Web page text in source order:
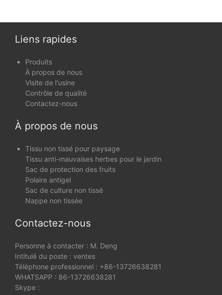
Liens rapides
Produits
À propos de nous
Visite de l'usine
Contrôle de qualité
Contactez-nous
À propos de nous
Tissu non tissé pour paysage
Tissu anti-mauvaises herbes pour le jardin
Sac de protection des fruits
Polaire antigel
Sac de culture non tissé
Nappe non tissée
Contactez-nous
Personne à contacter : M. Deng
Intitulé du poste : ventes
Téléphone professionnel : +86-13726638281
WHATSAPP : 86-13726638281
Skype :